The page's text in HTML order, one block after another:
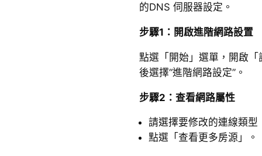
的DNS 伺服器設定。
步驟1：開啟進階網路設置
點選「開始」選單，開啟
後選擇“進階網路設定”。
步驟2：查看網路屬性
請選擇要修改的連線類
點選「查看更多房源」。